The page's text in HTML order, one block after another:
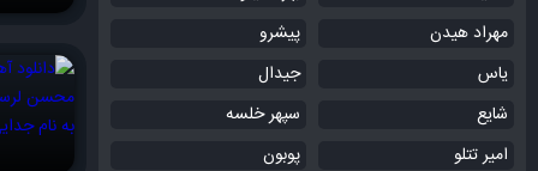
مهراد هیدن
پیشرو
یاس
جیدال
شایع
سپهر خلسه
امیر تتلو
پوبون